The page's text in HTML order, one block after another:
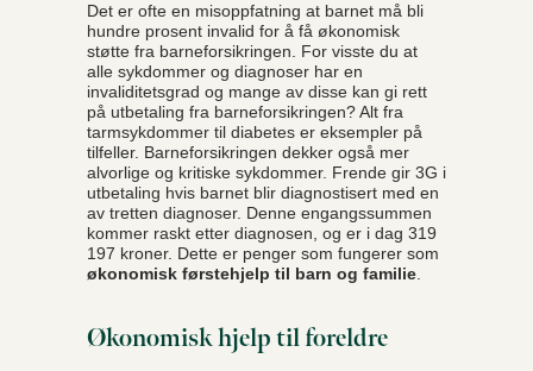
Det er ofte en misoppfatning at barnet må bli
hundre prosent invalid for å få økonomisk
støtte fra barneforsikringen. For visste du at
alle sykdommer og diagnoser har en
invaliditetsgrad og mange av disse kan gi rett
på utbetaling fra barneforsikringen? Alt fra
tarmsykdommer til diabetes er eksempler på
tilfeller. Barneforsikringen dekker også mer
alvorlige og kritiske sykdommer. Frende gir 3G i
utbetaling hvis barnet blir diagnostisert med en
av tretten diagnoser. Denne engangssummen
kommer raskt etter diagnosen, og er i dag 319
197 kroner. Dette er penger som fungerer som
økonomisk førstehjelp til barn og familie
Økonomisk hjelp til foreldre